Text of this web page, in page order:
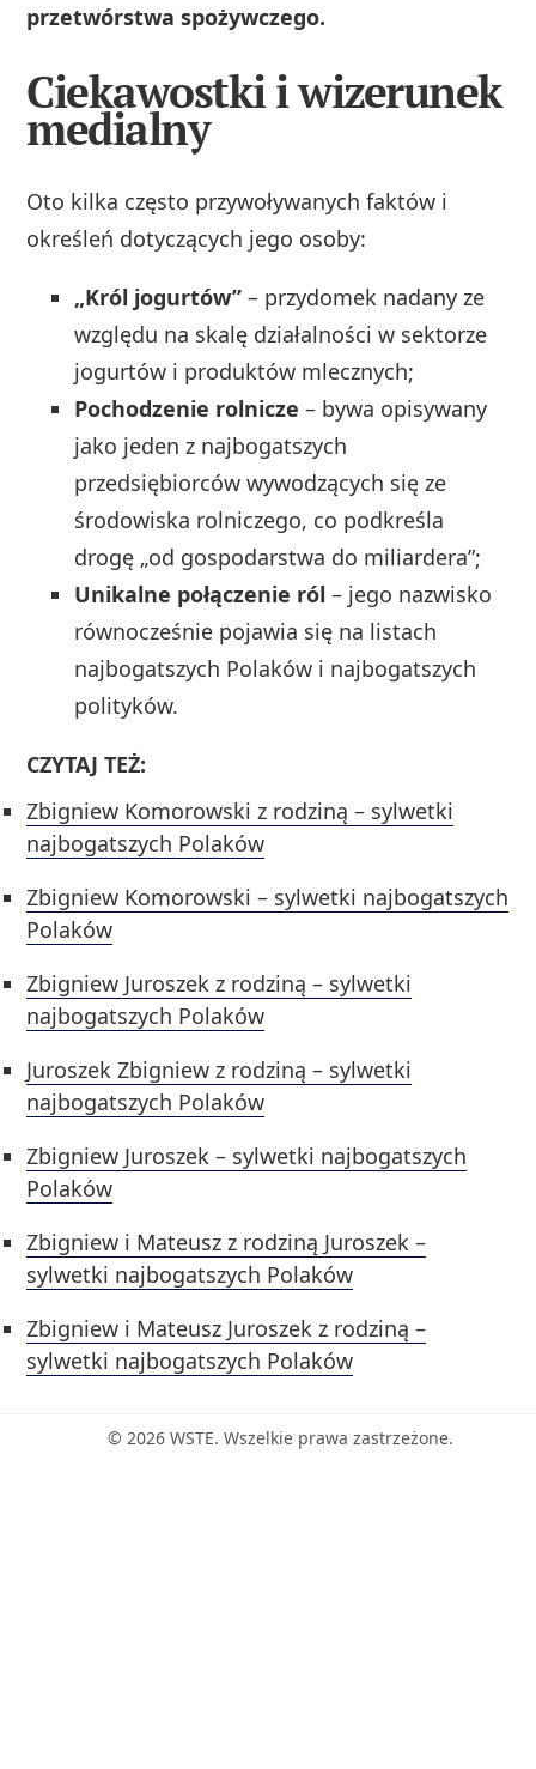
przetwórstwa spożywczego.
Ciekawostki i wizerunek
medialny
Oto kilka często przywoływanych faktów i
określeń dotyczących jego osoby:
„Król jogurtów” – przydomek nadany ze
względu na skalę działalności w sektorze
jogurtów i produktów mlecznych;
Pochodzenie rolnicze – bywa opisywany
jako jeden z najbogatszych
przedsiębiorców wywodzących się ze
środowiska rolniczego, co podkreśla
drogę „od gospodarstwa do miliardera”;
Unikalne połączenie ról – jego nazwisko
równocześnie pojawia się na listach
najbogatszych Polaków i najbogatszych
polityków.
CZYTAJ TEŻ:
Zbigniew Komorowski z rodziną – sylwetki
najbogatszych Polaków
Zbigniew Komorowski – sylwetki najbogatszych
Polaków
Zbigniew Juroszek z rodziną – sylwetki
najbogatszych Polaków
Juroszek Zbigniew z rodziną – sylwetki
najbogatszych Polaków
Zbigniew Juroszek – sylwetki najbogatszych
Polaków
Zbigniew i Mateusz z rodziną Juroszek –
sylwetki najbogatszych Polaków
Zbigniew i Mateusz Juroszek z rodziną –
sylwetki najbogatszych Polaków
© 2026 WSTE. Wszelkie prawa zastrzeżone.